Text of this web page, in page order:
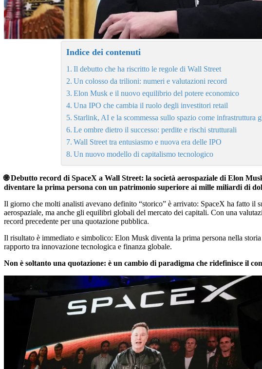
Indice dei contenuti
Il debutto che ha riscritto le regole di Wall Street
Un colosso da trilioni: numeri e valutazioni record
Elon Musk e il nuovo equilibrio del potere economico
Una IPO che cambia il ruolo degli investitori retail
Starlink, AI e la scommessa sullo spazio come infrastruttura
Le ombre dietro il successo: perdite e rischi strutturali
Wall Street tra entusiasmo e nuova era delle IPO
Un nuovo modello di capitalismo tecnologico
🌐 Debutto record di SpaceX a Wall Street: la società aerospaziale di Elon
diventare la prima persona con un patrimonio superiore ai mille miliardi di
Il giorno che molti analisti avevano definito “storico” è arrivato: SpaceX ha fatto il
aerospaziale, ma anche gli equilibri globali del mercato dei capitali. Con una
record precedente per una quotazione pubblica.
Il risultato è immediato e simbolico: Elon Musk diventa la prima persona nella
rapporto tra innovazione tecnologica e finanza globale.
Non è soltanto una quotazione: è un cambio di paradigma che ridefinisce il